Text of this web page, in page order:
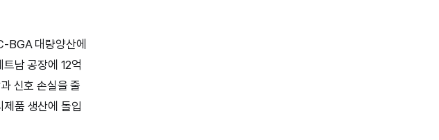
BGA 대량양산에
남 공장에 12억
신호 손실을 줄
품 생산에 돌입